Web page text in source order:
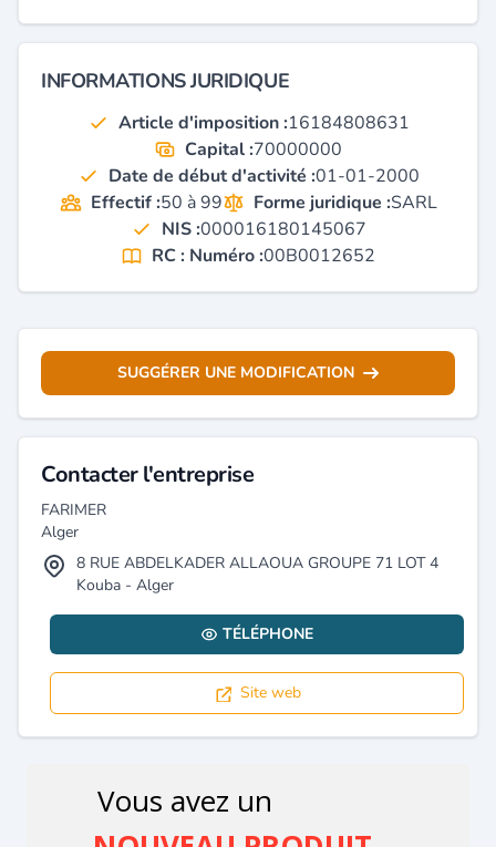
INFORMATIONS JURIDIQUE
Article d'imposition :16184808631
Capital :70000000
Date de début d'activité :01-01-2000
Effectif :50 à 99 Forme juridique :SARL
NIS :000016180145067
RC : Numéro :00B0012652
SUGGÉRER UNE MODIFICATION
Contacter l'entreprise
FARIMER
Alger
8 RUE ABDELKADER ALLAOUA GROUPE 71 LOT 4
Kouba - Alger
TÉLÉPHONE
Site web